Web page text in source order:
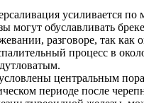
усиливается по
обуславливать
разговоре, так
процесс в
центральным
периоде после